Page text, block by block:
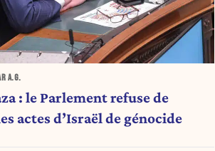
A.G.
: le Parlement refuse de
actes d’Israël de génocide